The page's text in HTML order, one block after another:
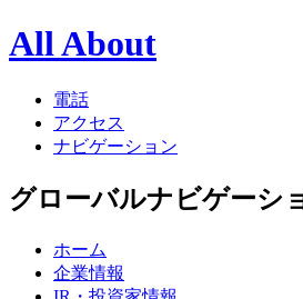
All About
電話
アクセス
ナビゲーション
グローバルナビゲーシ
ホーム
企業情報